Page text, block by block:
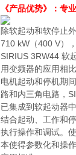
《产品优势》：专
除软起动和软停止
710 kW（400 V）
SIRIUS 3RW44 软
用变频器的应用相
电机起动和停机期
路和内三角电路，
已集成到软起动器
结合起动、工作和
执行操作和调试。
本使得参数化和操